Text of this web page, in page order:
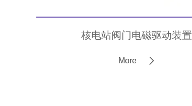
核电站阀门电磁驱动装置
More 